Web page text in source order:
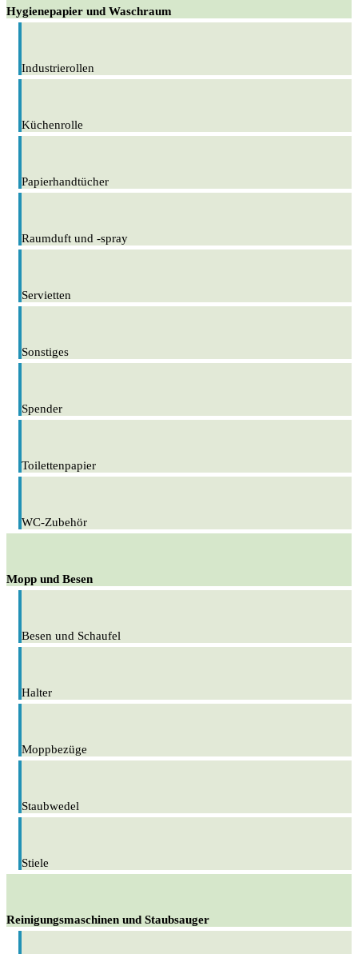
Hygienepapier und Waschraum
Industrierollen
Küchenrolle
Papierhandtücher
Raumduft und -spray
Servietten
Sonstiges
Spender
Toilettenpapier
WC-Zubehör
Mopp und Besen
Besen und Schaufel
Halter
Moppbezüge
Staubwedel
Stiele
Reinigungsmaschinen und Staubsauger